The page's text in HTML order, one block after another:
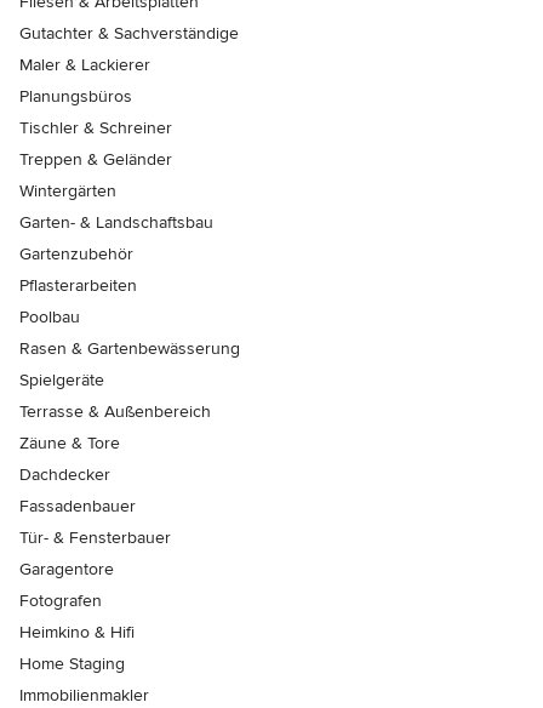
Gutachter & Sachverständige
Maler & Lackierer
Planungsbüros
Tischler & Schreiner
Treppen & Geländer
Wintergärten
Garten- & Landschaftsbau
Gartenzubehör
Pflasterarbeiten
Poolbau
Rasen & Gartenbewässerung
Spielgeräte
Terrasse & Außenbereich
Zäune & Tore
Dachdecker
Fassadenbauer
Tür- & Fensterbauer
Garagentore
Fotografen
Heimkino & Hifi
Home Staging
Immobilienmakler